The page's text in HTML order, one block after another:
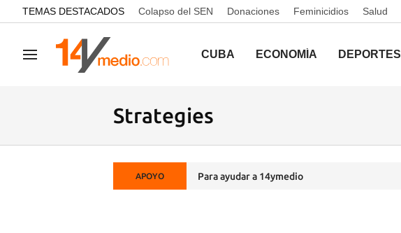
common.go-to-content
TEMAS DESTACADOS Colapso del SEN Donaciones Feminicidios Salud
Navegación CUBA ECONOMÍA DEPORTES
Strategies
APOYO Para ayudar a 14ymedio